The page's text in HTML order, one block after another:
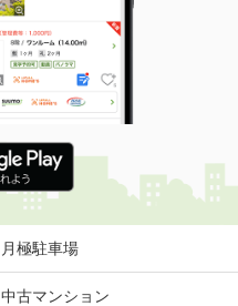
月極駐車場
中古マンション